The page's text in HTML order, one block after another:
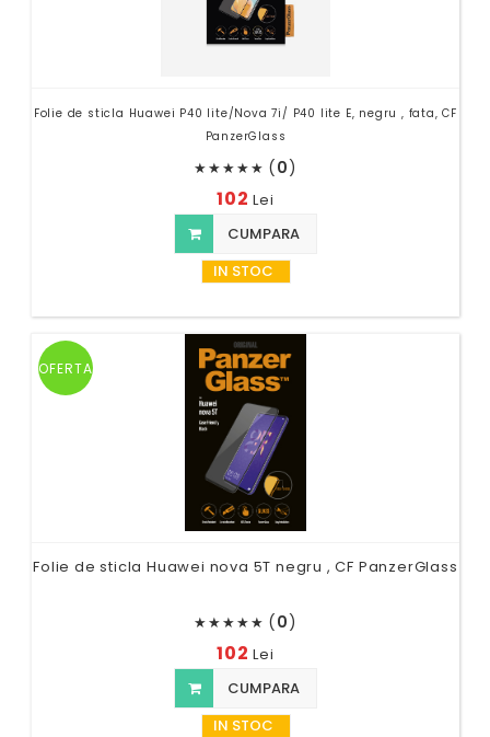
Folie de sticla Huawei P40 lite/Nova 7i/ P40 lite E, negru , fata, CF
PanzerGlass
★★★★★ (0)
102Lei
CUMPARA
IN STOC
OFERTA
Folie de sticla Huawei nova 5T negru , CF PanzerGlass
★★★★★ (0)
102Lei
CUMPARA
IN STOC